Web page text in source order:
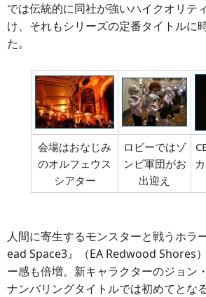
では伝統的に同社が強いハイクオリテ
け、それもシリーズの定番タイトルに
た。
会場はおなじみ
のオルフェウス
シアター
ロビーではゾ
ンビ軍団がお
出迎え
人間に寄生するモンスターと戦うホラ
ead Space3』（EA Redwood Shores
ー感も倍増。新キャラクターのジョン
ナンバリングタイトルでは初めてとな